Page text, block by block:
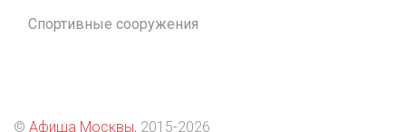
Спортивные сооружения
© Афиша Москвы, 2015-2026